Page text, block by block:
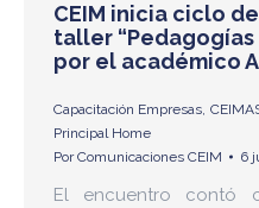
CEIM inicia ciclo
taller
por el académico
Capacitación Empresas,
Principal Home
PorComunicaciones CEIM 6
El encuentro contó